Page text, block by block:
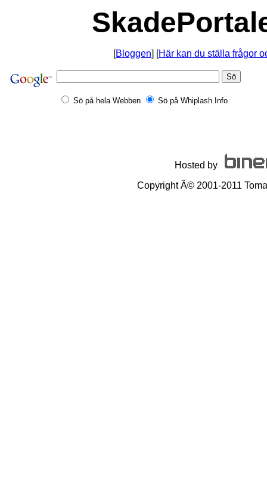
[Bloggen] [Här kan du ställa frågor
Sö på hela Webben Sö på Whiplash Info
Hosted by
Copyright Â© 2001-2011